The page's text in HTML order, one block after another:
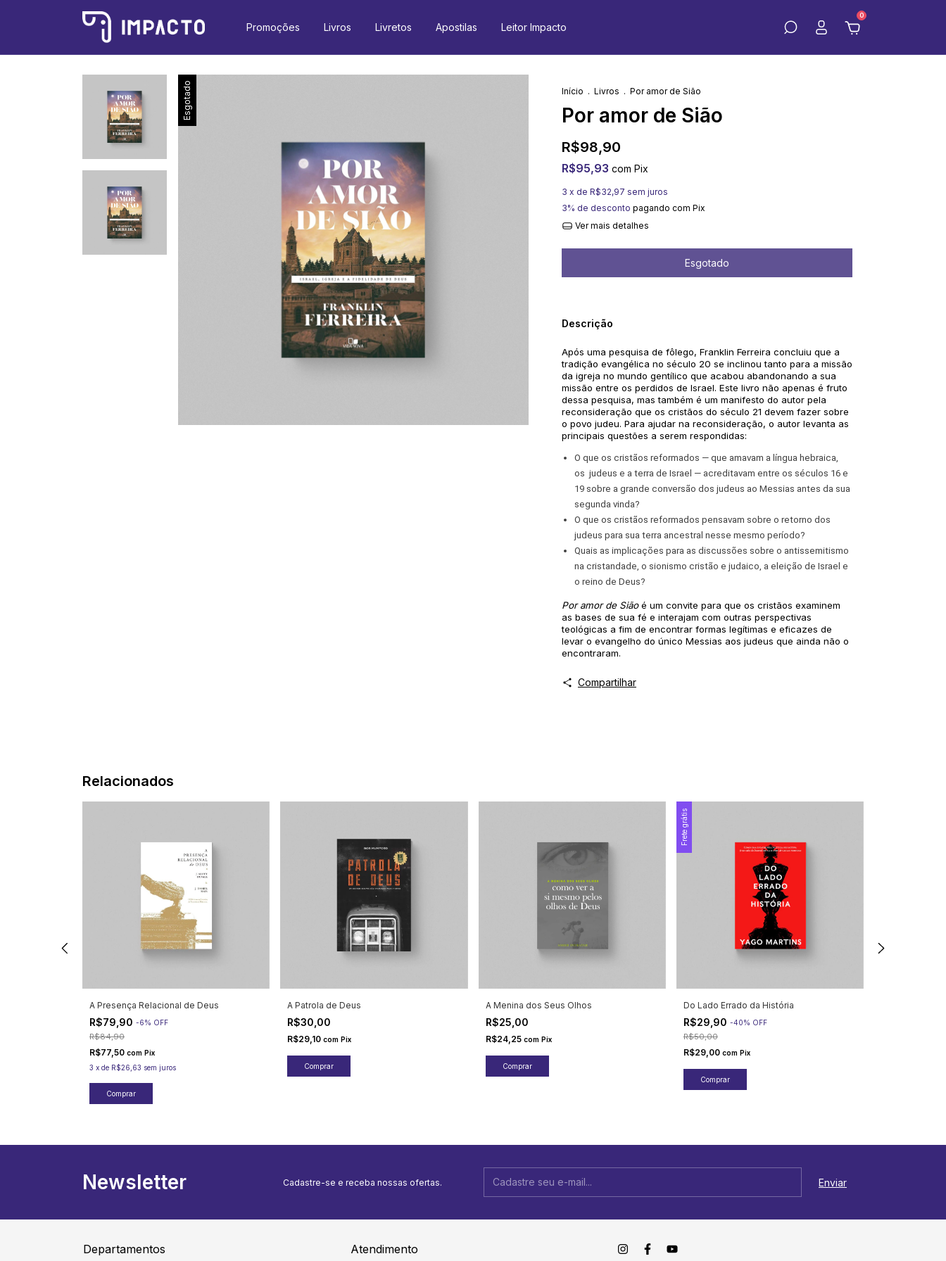
Promoções Livros Livretos Apostilas Leitor Impacto
0
Esgotado Início . Livros . Por amor de Sião
Por amor de Sião
R$98,90
R$95,93 com Pix
3 x de R$32,97 sem juros
3% de desconto pagando com Pix
Ver mais detalhes
Descrição
Após uma pesquisa de fôlego, Franklin Ferreira concluiu que a
tradição evangélica no século 20 se inclinou tanto para a missão
da igreja no mundo gentílico que acabou abandonando a sua
missão entre os perdidos de Israel. Este livro não apenas é fruto
dessa pesquisa, mas também é um manifesto do autor pela
reconsideração que os cristãos do século 21 devem fazer sobre
o povo judeu. Para ajudar na reconsideração, o autor levanta as
principais questões a serem respondidas:
O que os cristãos reformados — que amavam a língua hebraica,
os judeus e a terra de Israel — acreditavam entre os séculos 16 e
19 sobre a grande conversão dos judeus ao Messias antes da sua
segunda vinda?
O que os cristãos reformados pensavam sobre o retorno dos
judeus para sua terra ancestral nesse mesmo período?
Quais as implicações para as discussões sobre o antissemitismo
na cristandade, o sionismo cristão e judaico, a eleição de Israel e
o reino de Deus?
Por amor de Siãoé um convite para que os cristãos examinem
as bases de sua fé e interajam com outras perspectivas
teológicas a fim de encontrar formas legítimas e eficazes de
levar o evangelho do único Messias aos judeus que ainda não o
encontraram.
Compartilhar
Relacionados
A Presença Relacional de Deus
R$79,90 -6% OFF
R$84,90
R$77,50 com Pix
3 x de R$26,63 sem juros
A Patrola de Deus
R$30,00
R$29,10com Pix
A Menina dos Seus Olhos
R$25,00
R$24,25 com Pix
Frete grátis
Do Lado Errado da História
R$29,90 -40% OFF
R$50,00
R$29,00 com Pix
Newsletter Cadastre-se e receba nossas ofertas.
Departamentos Atendimento